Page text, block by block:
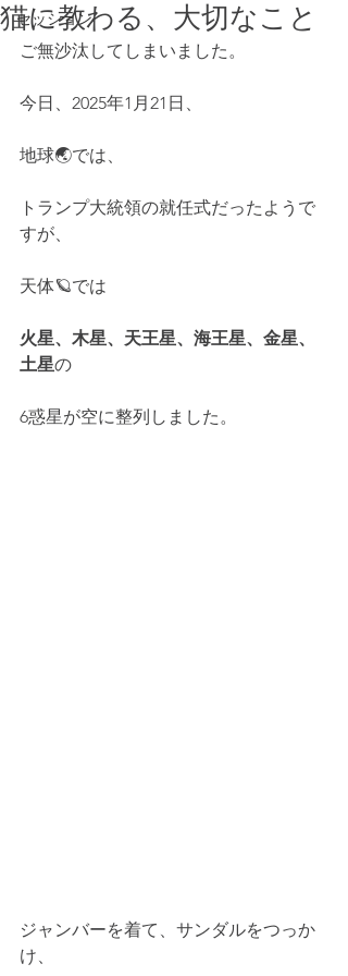
セッション
猫に教わる、大切なこと
ご無沙汰してしまいました。
今日、2025年1月21日、
地球🌏では、
トランプ大統領の就任式だったようで
すが、
天体🪐では
火星、木星、天王星、海王星、金星、
土星の
6惑星が空に整列しました。
ジャンバーを着て、サンダルをつっか
け、